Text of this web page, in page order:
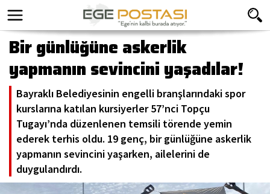
Bir günlüğüne askerlik
yapmanın sevincini yaşadılar!
Bayraklı Belediyesinin engelli branşlarındaki spor
kurslarına katılan kursiyerler 57’nci Topçu
Tugayı’nda düzenlenen temsili törende yemin
ederek terhis oldu. 19 genç, bir günlüğüne askerlik
yapmanın sevincini yaşarken, ailelerini de
duygulandırdı.